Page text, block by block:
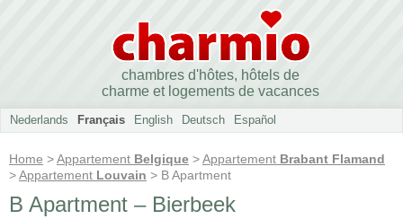
chambres d'hôtes, hôtels de
charme et logements de vacances
Nederlands Français English Deutsch Español
Home >Appartement Belgique >Appartement Brabant Flamand
>Appartement Louvain > B Apartment
B Apartment – Bierbeek